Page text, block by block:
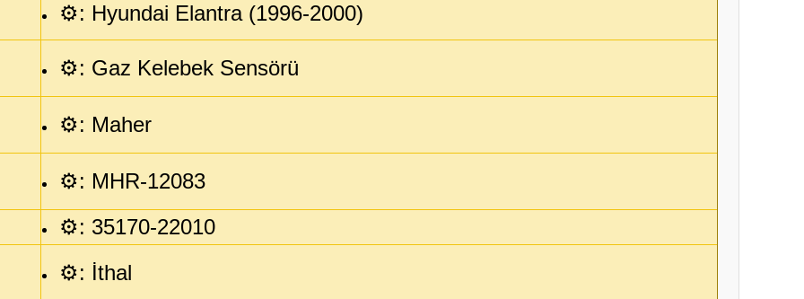
⚙️: Hyundai Elantra (1996-2000)
⚙️: Gaz Kelebek Sensörü
⚙️: Maher
⚙️: MHR-12083
⚙️: 35170-22010
⚙️: İthal